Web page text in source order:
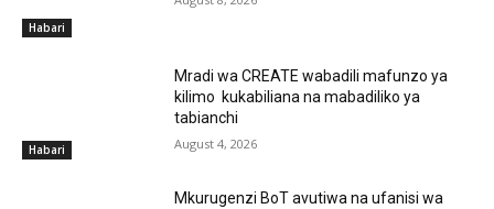
Habari
Habari
Mradi wa CREATE wabadili mafunzo ya
kilimo kukabiliana na mabadiliko ya
tabianchi
August 4, 2026
Mkurugenzi BoT avutiwa na ufanisi wa